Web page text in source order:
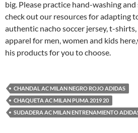
big. Please practice hand-washing
check out our resources for adapting
authentic nacho soccer jersey, t-
apparel for men, women and kids
his products for you to choose.
CHANDAL AC MILAN NEGRO ROJO ADIDAS
CHAQUETA AC MILAN PUMA 2019 20
SUDADERA AC MILAN ENTRENAMIENTO